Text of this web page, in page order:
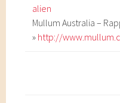
alien
Mullum Australia –
» http://